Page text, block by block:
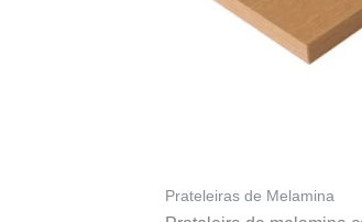
Prateleiras de Melamina